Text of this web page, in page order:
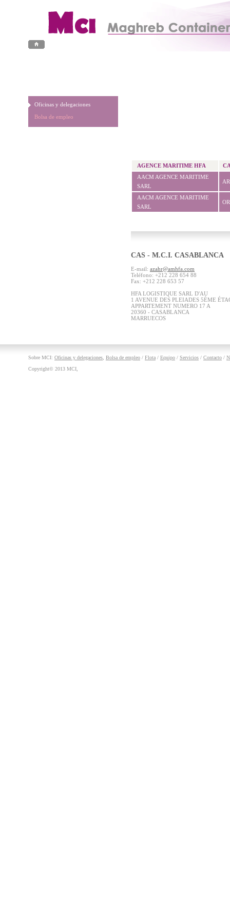
Oficinas y delegaciones
Bolsa de empleo
AGENCE MARITIME HFA
AACM AGENCE MARITIME
SARL
AACM AGENCE MARITIME
SARL
CAS - M.C.I. CASABLANCA
E-mail: azahr@amhfa.com
Teléfono: +212 228 654 88
Fax: +212 228 653 57
HFA LOGISTIQUE SARL D'AU
1 AVENUE DES PLEIADES 5ÈME
APPARTEMENT NUMERO 17 A
20360 - CASABLANCA
MARRUECOS
Sobre MCI: Oficinas y delegaciones Bolsa de empleo / Flota / Equipo / Servicios / Contacto /
Copyright© 2013 MCI,